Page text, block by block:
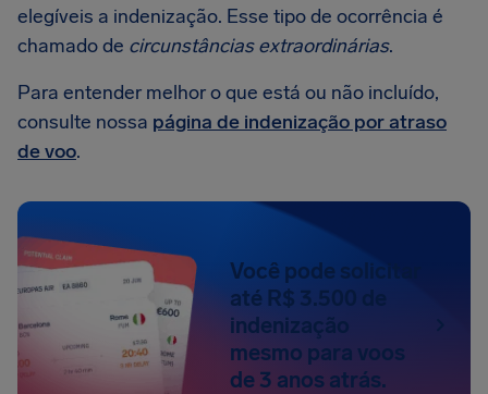
elegíveis a indenização. Esse tipo de ocorrência é
chamado de circunstâncias extraordinárias.
Para entender melhor o que está ou não incluído,
consulte nossa página de indenização por atraso
de voo.
Você pode solicitar
até R$ 3.500 de
indenização
mesmo para voos
de 3 anos atrás.